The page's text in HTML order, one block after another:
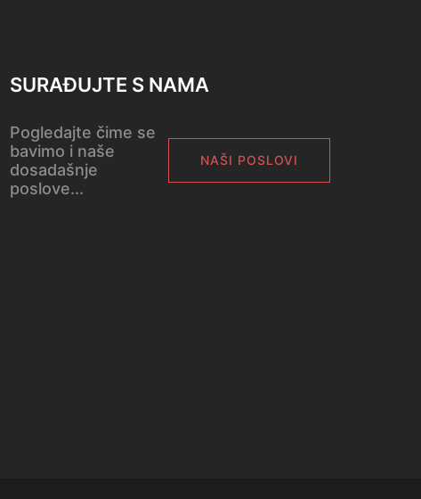
SURAĐUJTE S NAMA
Pogledajte čime se
bavimo i naše
dosadašnje
poslove...
NAŠI POSLOVI